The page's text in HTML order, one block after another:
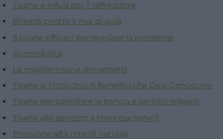
Tisane e infusi per il raffreddore
Rimedi contro il mal di gola
5 tisane efficaci per regolare la pressione
Accessibilità
Le migliori tisane dimagranti
Tisana al Finocchio: 8 Benefici che Devi Conoscere
Tisane per sgonfiare la pancia e sentirsi leggeri!
Tisana allo zenzero: a che cosa serve?
Pressione alta rimedi naturali